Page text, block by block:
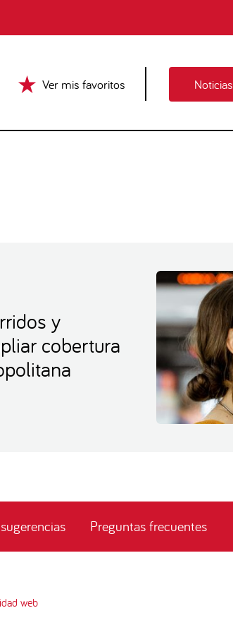
Ver mis favoritos Noticias
y
cobertura
Preguntas frecuentes
web